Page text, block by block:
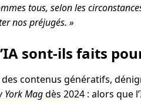
tous, selon les
nos préjugés. »
sont-ils faits
contenus génératifs,
York Magdès 2024: alors que